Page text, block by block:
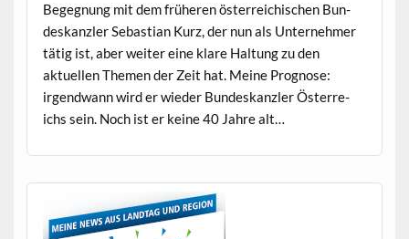
Begeg­nung mit dem früheren öster­re­ichis­chen Bun­
deskan­zler Sebas­t­ian Kurz, der nun als Unternehmer
tätig ist, aber weit­er eine klare Hal­tung zu den
aktuellen The­men der Zeit hat. Meine Prog­nose:
irgend­wann wird er wieder Bun­deskan­zler Öster­re­
ichs sein. Noch ist er keine 40 Jahre alt…